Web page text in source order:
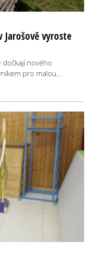
vyroste
dočkají nového
pro malou…